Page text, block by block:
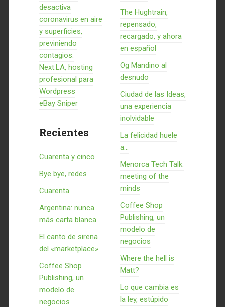
desactiva
coronavirus en aire
y superficies,
previniendo
contagios.
Next.LA, hosting
profesional para
Wordpress
eBay Sniper
Recientes
Cuarenta y cinco
Bye bye, redes
Cuarenta
Argentina: nunca
más carta blanca
El canto de sirena
del «marketplace»
Coffee Shop
Publishing, un
modelo de
negocios
The Hughtrain,
repensado,
recargado, y ahora
en español
Og Mandino al
desnudo
Ciudad de las Ideas,
una experiencia
inolvidable
La felicidad huele
a...
Menorca Tech Talk:
meeting of the
minds
Coffee Shop
Publishing, un
modelo de
negocios
Where the hell is
Matt?
Lo que cambia es
la ley, estúpido